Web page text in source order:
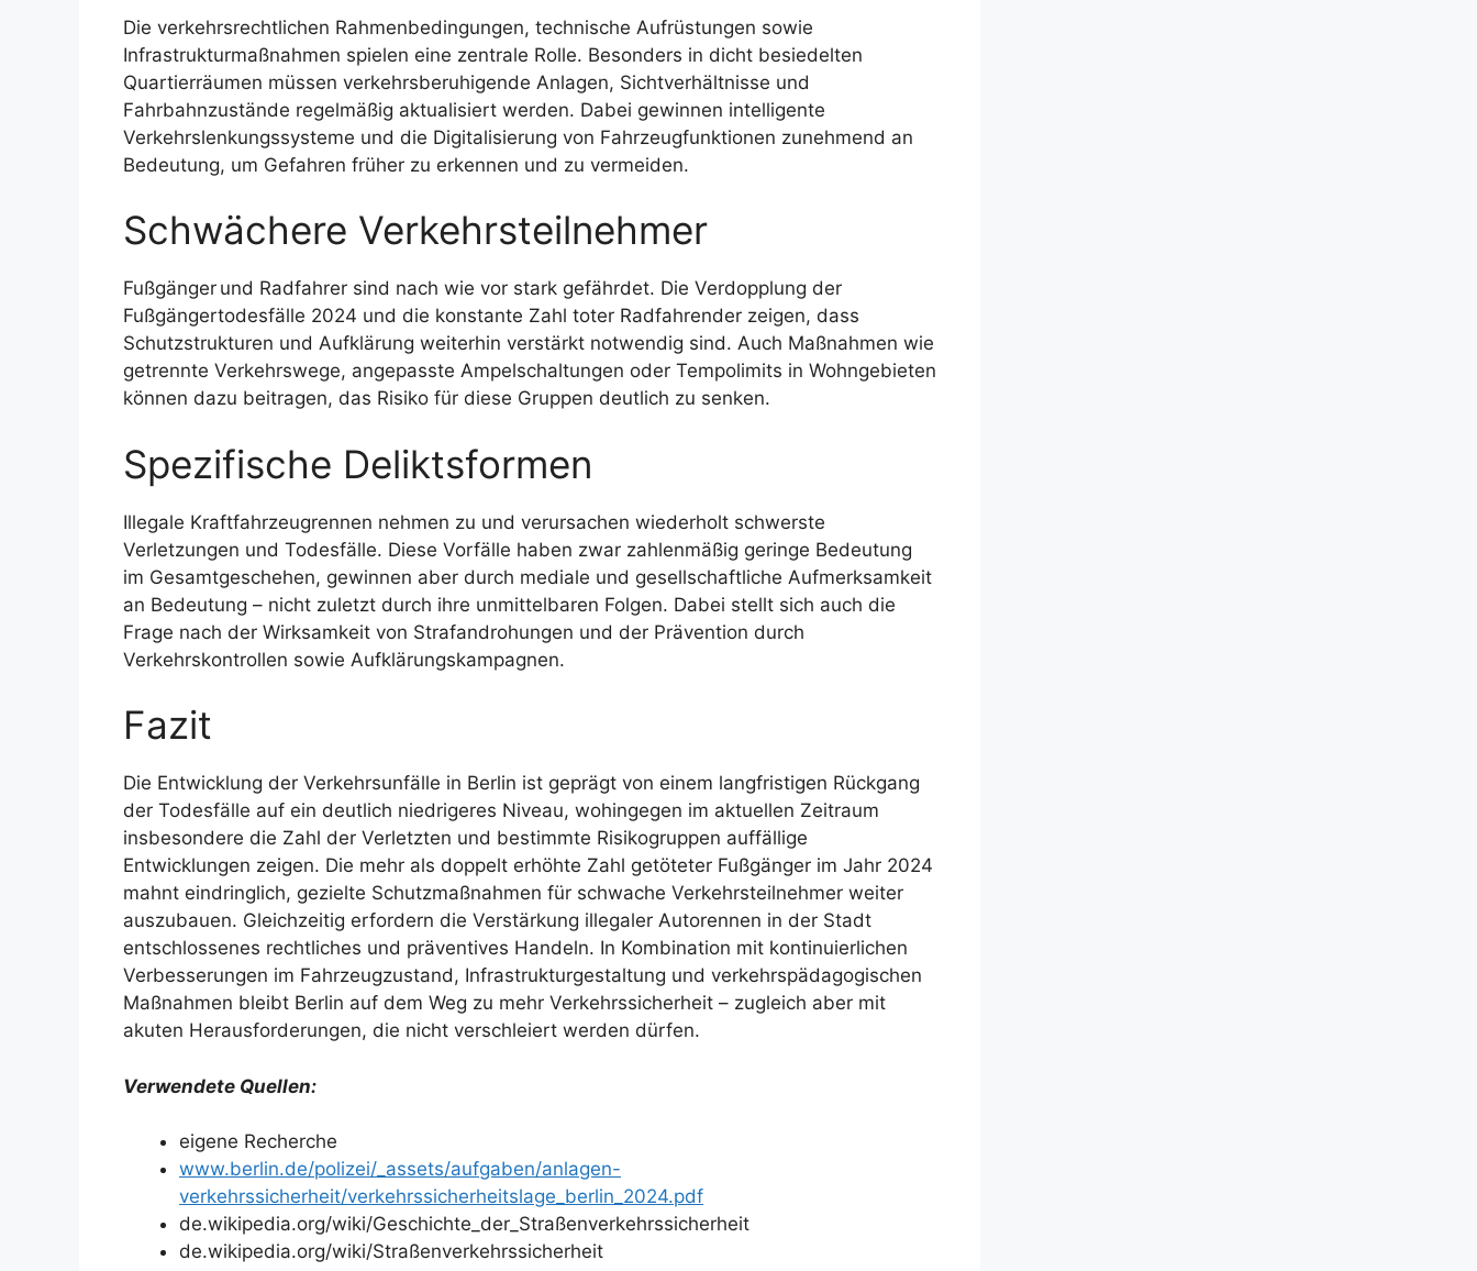
Die verkehrsrechtlichen Rahmenbedingungen, technische Aufrüstungen sowie
Infrastrukturmaßnahmen spielen eine zentrale Rolle. Besonders in dicht besiedelten
Quartierräumen müssen verkehrsberuhigende Anlagen, Sichtverhältnisse und
Fahrbahnzustände regelmäßig aktualisiert werden. Dabei gewinnen intelligente
Verkehrslenkungssysteme und die Digitalisierung von Fahrzeugfunktionen zunehmend an
Bedeutung, um Gefahren früher zu erkennen und zu vermeiden.
Schwächere Verkehrsteilnehmer
Fußgänger und Radfahrer sind nach wie vor stark gefährdet. Die Verdopplung der
Fußgänger­todesfälle 2024 und die konstante Zahl toter Radfahrender zeigen, dass
Schutzstrukturen und Aufklärung weiterhin verstärkt notwendig sind. Auch Maßnahmen wie
getrennte Verkehrswege, angepasste Ampelschaltungen oder Tempolimits in Wohngebieten
können dazu beitragen, das Risiko für diese Gruppen deutlich zu senken.
Spezifische Deliktsformen
Illegale Kraftfahrzeugrennen nehmen zu und verursachen wiederholt schwerste
Verletzungen und Todesfälle. Diese Vorfälle haben zwar zahlenmäßig geringe Bedeutung
im Gesamtgeschehen, gewinnen aber durch mediale und gesellschaftliche Aufmerksamkeit
an Bedeutung – nicht zuletzt durch ihre unmittelbaren Folgen. Dabei stellt sich auch die
Frage nach der Wirksamkeit von Strafandrohungen und der Prävention durch
Verkehrskontrollen sowie Aufklärungskampagnen.
Fazit
Die Entwicklung der Verkehrsunfälle in Berlin ist geprägt von einem langfristigen Rückgang
der Todesfälle auf ein deutlich niedrigeres Niveau, wohingegen im aktuellen Zeitraum
insbesondere die Zahl der Verletzten und bestimmte Risikogruppen auffällige
Entwicklungen zeigen. Die mehr als doppelt erhöhte Zahl getöteter Fußgänger im Jahr 2024
mahnt eindringlich, gezielte Schutzmaßnahmen für schwache Verkehrsteilnehmer weiter
auszubauen. Gleichzeitig erfordern die Verstärkung illegaler Autorennen in der Stadt
entschlossenes rechtliches und präventives Handeln. In Kombination mit kontinuierlichen
Verbesserungen im Fahrzeugzustand, Infrastrukturgestaltung und verkehrspädagogischen
Maßnahmen bleibt Berlin auf dem Weg zu mehr Verkehrssicherheit – zugleich aber mit
akuten Heraus­forderungen, die nicht verschleiert werden dürfen.
Verwendete Quellen:
eigene Recherche
www.berlin.de/polizei/_assets/aufgaben/anlagen-
verkehrssicherheit/verkehrssicherheitslage_berlin_2024.pdf
de.wikipedia.org/wiki/Geschichte_der_Straßenverkehrssicherheit
de.wikipedia.org/wiki/Straßenverkehrssicherheit